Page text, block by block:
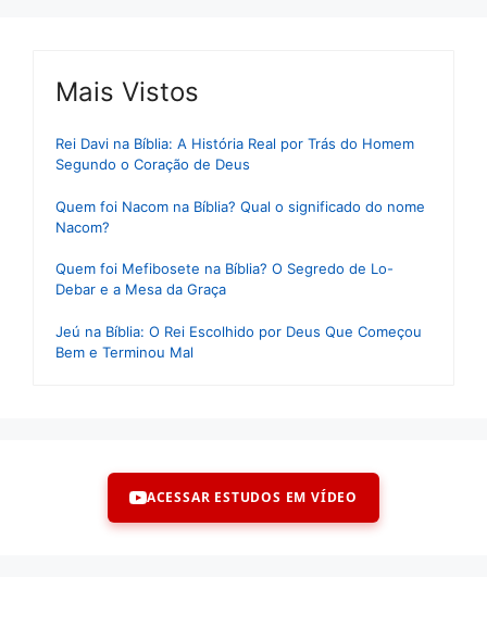
Mais Vistos
Rei Davi na Bíblia: A História Real por Trás do Homem
Segundo o Coração de Deus
Quem foi Nacom na Bíblia? Qual o significado do nome
Nacom?
Quem foi Mefibosete na Bíblia? O Segredo de Lo-
Debar e a Mesa da Graça
Jeú na Bíblia: O Rei Escolhido por Deus Que Começou
Bem e Terminou Mal
ACESSAR ESTUDOS EM VÍDEO